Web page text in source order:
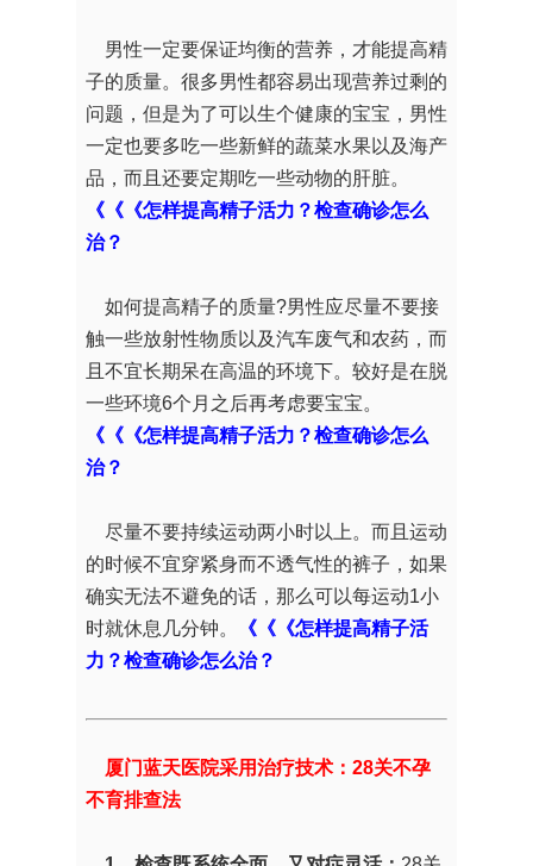
男性一定要保证均衡的营养，才能提高精
子的质量。很多男性都容易出现营养过剩的
问题，但是为了可以生个健康的宝宝，男性
一定也要多吃一些新鲜的蔬菜水果以及海产
品，而且还要定期吃一些动物的肝脏。
《《《怎样提高精子活力？检查确诊怎么
治？
如何提高精子的质量?男性应尽量不要接
触一些放射性物质以及汽车废气和农药，而
且不宜长期呆在高温的环境下。较好是在脱
一些环境6个月之后再考虑要宝宝。
《《《怎样提高精子活力？检查确诊怎么
治？
尽量不要持续运动两小时以上。而且运动
的时候不宜穿紧身而不透气性的裤子，如果
确实无法不避免的话，那么可以每运动1小
时就休息几分钟。
《《《怎样提高精子活
力？检查确诊怎么治？
厦门蓝天医院采用治疗技术：28关不孕
不育排查法